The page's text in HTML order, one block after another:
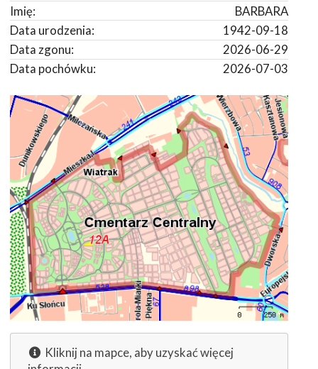
BARBARA
Imię:
1942-09-18
Data urodzenia:
2026-06-29
Data zgonu:
2026-07-03
Data pochówku:
Kliknij na mapce, aby uzyskać więcej